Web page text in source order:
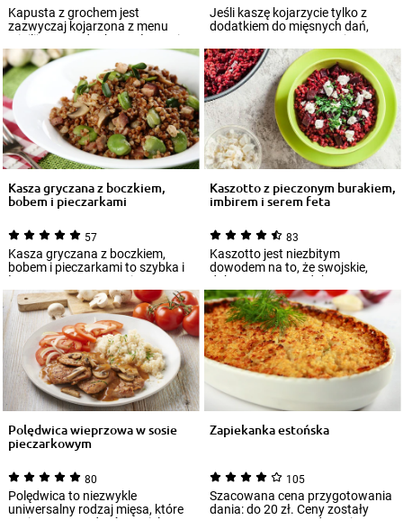
Kapusta z grochem jest
zazwyczaj kojarzona z menu
wigilijnym. Jednak w połączeniu
z kaszą jaglaną...
Jeśli kaszę kojarzycie tylko z
dodatkiem do mięsnych dań,
serwowanym zazwyczaj z
gęstym sosem, cz...
Kasza gryczana z boczkiem,
bobem i pieczarkami
57
Kasza gryczana z boczkiem,
bobem i pieczarkami to szybka i
łatwa w przygotowaniu potrawa,
którą m...
Kaszotto z pieczonym burakiem,
imbirem i serem feta
83
Kaszotto jest niezbitym
dowodem na to, że swojskie,
dobrze znane produkty są w
stanie zamienić si...
Polędwica wieprzowa w sosie
pieczarkowym
80
Polędwica to niezwykle
uniwersalny rodzaj mięsa, które
można przyrządzać na wiele
Zapiekanka estońska
105
Szacowana cena przygotowania
dania: do 20 zł. Ceny zostały
oszacowane na podstawie